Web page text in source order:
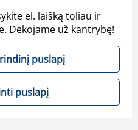
el. laišką toliau ir
Dėkojame už kantrybę!
puslapį
puslapį